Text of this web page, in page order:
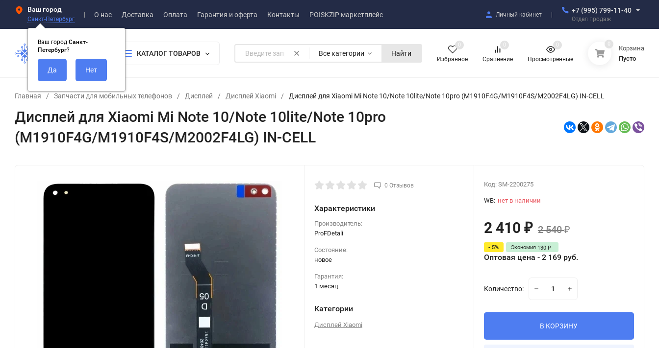
Ваш город
Санкт-Петербург
Ваш город Санкт-
Петербург?
О нас Доставка Оплата Гарантия и оферта Контакты POISKZIP маркетплейс Личный кабинет
+7 (995) 799-11-40
Отдел продаж
КАТАЛОГ ТОВАРОВ Все категории Найти
Избранное
0
Сравнение
0
Просмотренные
0 0
Корзина
Пусто
Главная / Запчасти для мобильных телефонов / Дисплей / Дисплей Xiaomi / Дисплей для Xiaomi Mi Note 10/Note 10lite/Note 10pro (M1910F4G/M1910F4S/M2002F4LG) IN-CELL
Дисплей для Xiaomi Mi Note 10/Note 10lite/Note 10pro
(M1910F4G/M1910F4S/M2002F4LG) IN-CELL
0 Отзывов
Характеристики
Производитель:
ProFDetali
Состояние:
новое
Гарантия:
1 месяц
Категории
Дисплей Xiaomi
Код: SM-2200275
WB: нет в наличии
2 410 ₽ 2 540₽
- 5% Экономия 130 ₽
Оптовая цена - 2 169 руб.
Количество:
В КОРЗИНУ